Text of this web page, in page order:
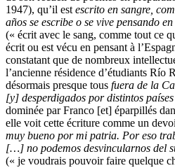
1947), qu’il est escrito en sangre,
años se escribe o se vive pensando
(« écrit avec le sang, comme tout ce
écrit ou est vécu en pensant à
constatant que de nombreux
l’ancienne résidence d’étudiants Río
désormais presque tous fuera de la
[y] desperdigados por distintos países
dominée par Franco [et] éparpillés
elle voit cette écriture comme un
muy bueno por mi patria. Por eso
[…] no podemos desvincularnos del
(« je voudrais pouvoir faire quelque